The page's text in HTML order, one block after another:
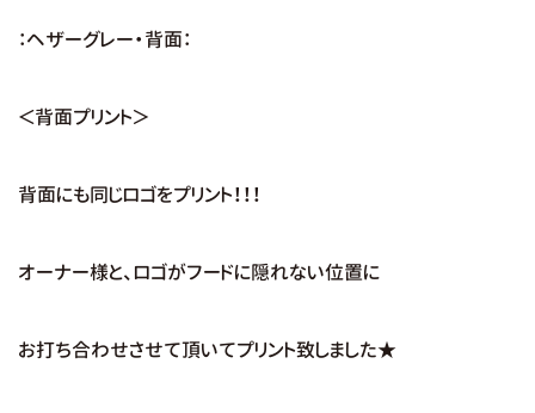
：ヘザーグレー・背面：
＜背面プリント＞
背面にも同じロゴをプリント！！！
オーナー様と、ロゴがフードに隠れない位置に
お打ち合わせさせて頂いてプリント致しました★